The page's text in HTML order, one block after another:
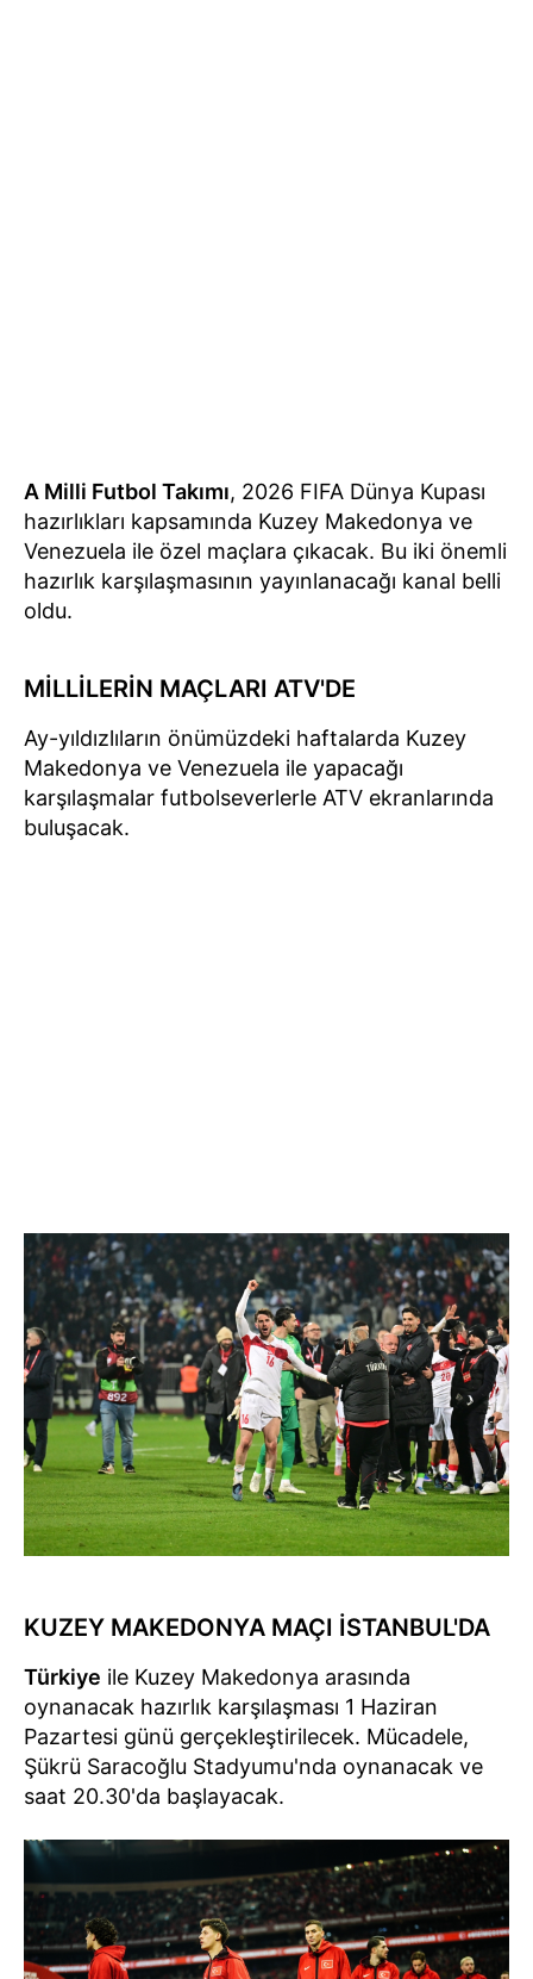
A Milli Futbol Takımı, 2026 FIFA Dünya Kupası
hazırlıkları kapsamında Kuzey Makedonya ve
Venezuela ile özel maçlara çıkacak. Bu iki önemli
hazırlık karşılaşmasının yayınlanacağı kanal belli
oldu.
MİLLİLERİN MAÇLARI ATV'DE
Ay-yıldızlıların önümüzdeki haftalarda Kuzey
Makedonya ve Venezuela ile yapacağı
karşılaşmalar futbolseverlerle ATV ekranlarında
buluşacak.
KUZEY MAKEDONYA MAÇI İSTANBUL'DA
Türkiye ile Kuzey Makedonya arasında
oynanacak hazırlık karşılaşması 1 Haziran
Pazartesi günü gerçekleştirilecek. Mücadele,
Şükrü Saracoğlu Stadyumu'nda oynanacak ve
saat 20.30'da başlayacak.